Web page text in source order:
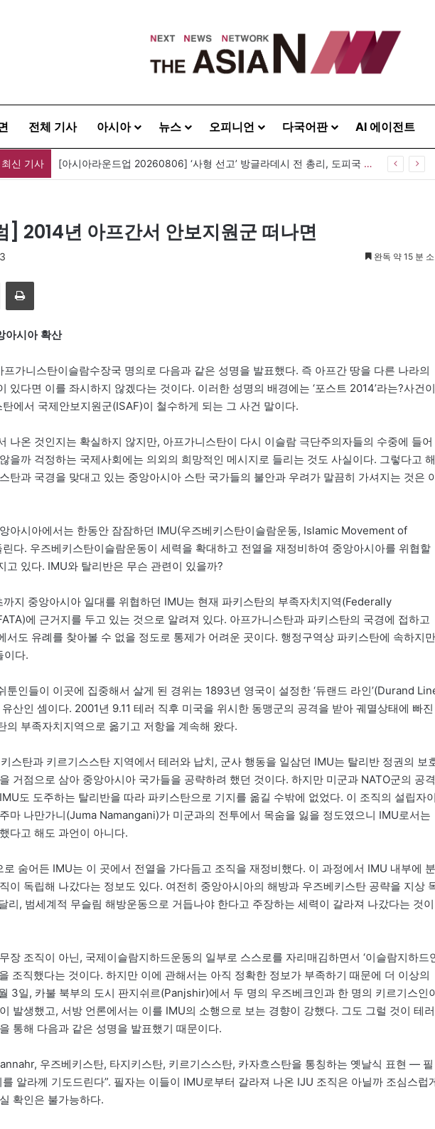
전체 기사 아시아 뉴스 오피니언 다국어판 AI 에이전트
최신 기사 [아시아라운드업 20260806] ‘사형 선고’ 방글라데시 전 총리, 도피국 인도서 연설
] 2014년 아프간서 안보지원군 떠나면
완독 약 15 분 소
이메일
아시아 확산
가니스탄이슬람수장국 명의로 다음과 같은 성명을 발표했다. 즉 아프간 땅을 다른 나라의
있다면 이를 좌시하지 않겠다는 것이다. 이러한 성명의 배경에는 ‘포스트 2014’라는?사건이
에서 국제안보지원군(ISAF)이 철수하게 되는 그 사건 말이다.
나온 것인지는 확실하지 않지만, 아프가니스탄이 다시 이슬람 극단주의자들의 수중에 들어
을까 걱정하는 국제사회에는 의외의 희망적인 메시지로 들리는 것도 사실이다. 그렇다고 해
탄과 국경을 맞대고 있는 중앙아시아 스탄 국가들의 불안과 우려가 말끔히 가셔지는 것은
아시아에서는 한동안 잠잠하던 IMU(우즈베키스탄이슬람운동, Islamic Movement of
다. 우즈베키스탄이슬람운동이 세력을 확대하고 전열을 재정비하여 중앙아시아를 위협할
고 있다. IMU와 탈리반은 무슨 관련이 있을까?
지 중앙아시아 일대를 위협하던 IMU는 현재 파키스탄의 부족자치지역(Federally
에 근거지를 두고 있는 것으로 알려져 있다. 아프가니스탄과 파키스탄의 국경에 접하고
서도 유례를 찾아볼 수 없을 정도로 통제가 어려운 곳이다. 행정구역상 파키스탄에 속하지만
이다.
툰인들이 이곳에 집중해서 살게 된 경위는 1893년 영국이 설정한 ‘듀랜드 라인’(Durand
산인 셈이다. 2001년 9.11 테러 직후 미국을 위시한 동맹군의 공격을 받아 궤멸상태에 빠진
의 부족자치지역으로 옮기고 저항을 계속해 왔다.
스탄과 키르기스스탄 지역에서 테러와 납치, 군사 행동을 일삼던 IMU는 탈리반 정권의 보
거점으로 삼아 중앙아시아 국가들을 공략하려 했던 것이다. 하지만 미군과 NATO군의 공격
도 도주하는 탈리반을 따라 파키스탄으로 기지를 옮길 수밖에 없었다. 이 조직의 설립자이
마 나만가니(Juma Namangani)가 미군과의 전투에서 목숨을 잃을 정도였으니 IMU로서는
다고 해도 과언이 아니다.
숨어든 IMU는 이 곳에서 전열을 가다듬고 조직을 재정비했다. 이 과정에서 IMU 내부에 분
이 독립해 나갔다는 정보도 있다. 여전히 중앙아시아의 해방과 우즈베키스탄 공략을 지상
리, 범세계적 무슬림 해방운동으로 거듭나야 한다고 주장하는 세력이 갈라져 나갔다는 것이
장 조직이 아닌, 국제이슬람지하드운동의 일부로 스스로를 자리매김하면서 ‘이슬람지하드
조직했다는 것이다. 하지만 이에 관해서는 아직 정확한 정보가 부족하기 때문에 더 이상의
3일, 카불 북부의 도시 판지쉬르(Panjshir)에서 두 명의 우즈베크인과 한 명의 키르기스인
발생했고, 서방 언론에서는 이를 IMU의 소행으로 보는 경향이 강했다. 그도 그럴 것이 테러
통해 다음과 같은 성명을 발표했기 때문이다.
우즈베키스탄, 타지키스탄, 키르기스스탄, 카자흐스탄을 통칭하는 옛날식 표현 ― 필
알라께 기도드린다”. 필자는 이들이 IMU로부터 갈라져 나온 IJU 조직은 아닐까 조심스럽
확인은 불가능하다.